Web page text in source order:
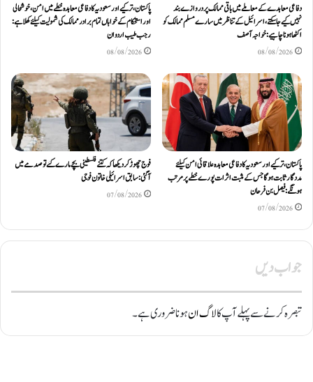
دفاعی معاہدےکے معاملے میں باقی ممالک پر دروازے بند
نہیں کیے جاسکتے، اسرائیل کے تناظر میں سارے مسلم ممالک کو
اکٹھا ہونا چاہیے: خواجہ آصف
08/08/2026
پاکستان، ترکیے اور سعودیہ کا دفاعی معاہدہ خطے میں امن، خوشحالی
اور استحکام کے خواہاں تمام برادر ممالک کی شمولیت کیلئےکھلا ہے:
رجب طیب اردوان
08/08/2026
پاکستان، ترکیے اور سعودیہ کا دفاعی معاہدہ علاقائی امن کیلئے
مددگار ثابت ہوگا جس کے مثبت اثرات پورے خطے پر مرتب
ہونگے: فیصل بن فرحان
07/08/2026
فوج چھوڑ کر دیکھا کہ کتنے فلسطینی بچے مارے گئے تو صدمے میں
آگئی: سابق اسرائیلی خاتون فوجی
07/08/2026
جواب دیں
تبصرہ کرنے سے پہلے آپ کالاگ انہونا ضروری ہے۔